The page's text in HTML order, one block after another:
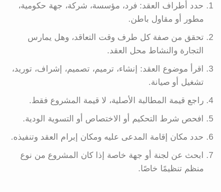
حدد أطراف العقد: فرد، مؤسسة، شركة، جهة حكومية،
مطور أو مقاول باطن.
تحقق من صفة كل طرف وقت التعاقد، وهل يمارس
التجارة والنشاط محل العقد.
اقرأ موضوع العقد: إنشاء، ترميم، تصميم، إشراف، توريد،
تشغيل أو صيانة.
راجع قيمة المطالبة الأصلية، لا قيمة المشروع فقط.
افحص شرط التحكيم أو الاختصاص أو التسوية الودية.
حدد مكان إقامة المدعى عليه ومكان إبرام العقد وتنفيذه.
ابحث عن لجنة أو جهة خاصة إذا كان المشروع من نوع
منظم تنظيمًا خاصًا.